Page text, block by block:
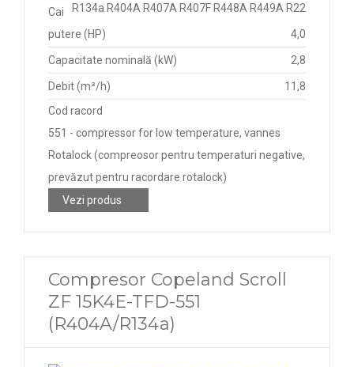
R134a R404A R407A R407F R448A R449A R22
Cai
putere (HP)
4,0
Capacitate nominală (kW) 2,8
Debit (m³/h)
11,8
Cod racord
551 - compressor for low temperature, vannes
Rotalock (compreosor pentru temperaturi negative,
prevăzut pentru racordare rotalock)
Vezi produs
Compresor Copeland Scroll
ZF 15K4E-TFD-551
(R404A/R134a)